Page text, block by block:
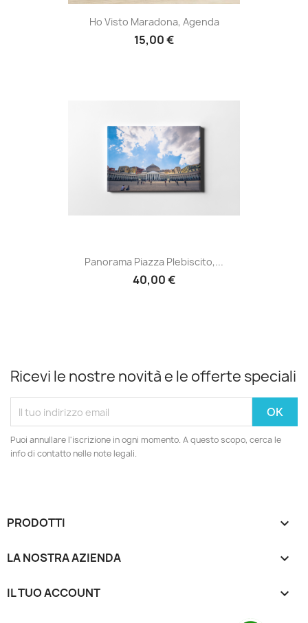
Ho Visto Maradona, Agenda
15,00 €
Panorama Piazza Plebiscito,...
40,00 €
Ricevi le nostre novità e le offerte speciali
Puoi annullare l'iscrizione in ogni momento. A questo scopo, cerca le
info di contatto nelle note legali.
PRODOTTI 
LA NOSTRA AZIENDA 
IL TUO ACCOUNT 